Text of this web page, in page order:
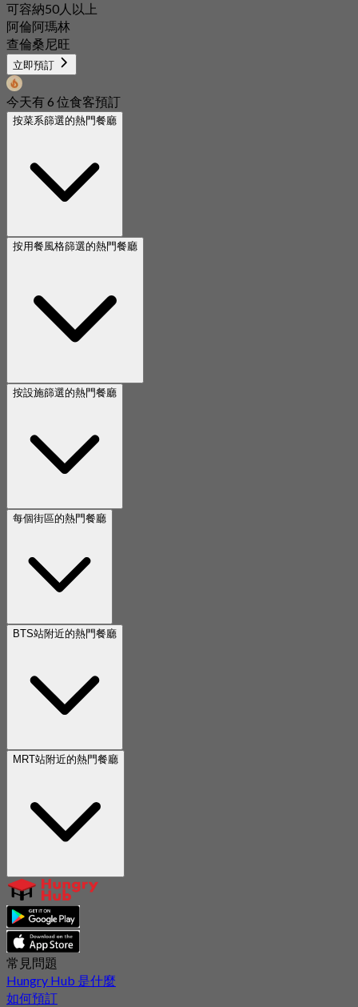
可容納50人以上
阿倫阿瑪林
查倫桑尼旺
立即預訂
今天有 6 位食客預訂
按菜系篩選的熱門餐廳
按用餐風格篩選的熱門餐廳
按設施篩選的熱門餐廳
每個街區的熱門餐廳
BTS站附近的熱門餐廳
MRT站附近的熱門餐廳
常見問題
Hungry Hub 是什麼
如何預訂